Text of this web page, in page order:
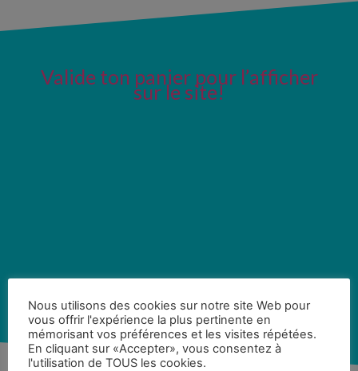
Valide ton panier pour l’afficher
sur le site!
Nous utilisons des cookies sur notre site Web pour
vous offrir l'expérience la plus pertinente en
mémorisant vos préférences et les visites répétées.
En cliquant sur «Accepter», vous consentez à
l'utilisation de TOUS les cookies.